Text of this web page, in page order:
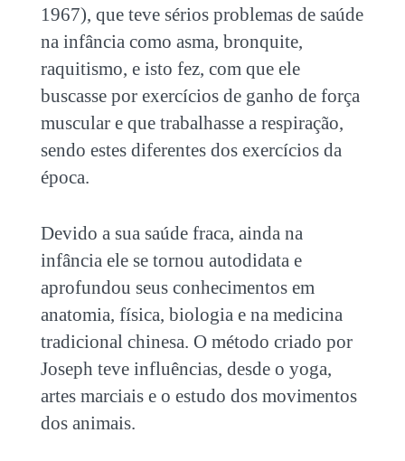
1967), que teve sérios problemas de saúde
na infância como asma, bronquite,
raquitismo, e isto fez, com que ele
buscasse por exercícios de ganho de força
muscular e que trabalhasse a respiração,
sendo estes diferentes dos exercícios da
época.
Devido a sua saúde fraca, ainda na
infância ele se tornou autodidata e
aprofundou seus conhecimentos em
anatomia, física, biologia e na medicina
tradicional chinesa. O método criado por
Joseph teve influências, desde o yoga,
artes marciais e o estudo dos movimentos
dos animais.